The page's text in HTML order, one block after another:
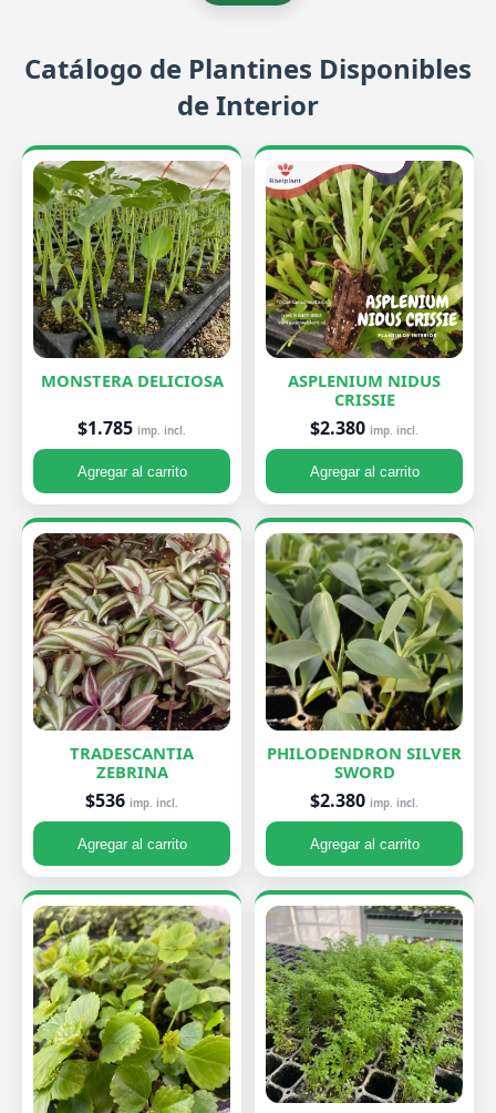
Catálogo de Plantines Disponibles
de Interior
MONSTERA DELICIOSA
$1.785 imp. incl.
Agregar al carrito
ASPLENIUM NIDUS
CRISSIE
$2.380 imp. incl.
Agregar al carrito
TRADESCANTIA
ZEBRINA
$536 imp. incl.
Agregar al carrito
PHILODENDRON SILVER
SWORD
$2.380 imp. incl.
Agregar al carrito